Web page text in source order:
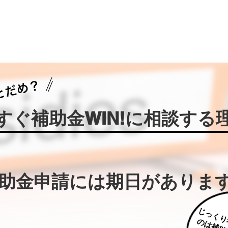
ぐ補助金WIN!に相談する
金申請には期日がありま